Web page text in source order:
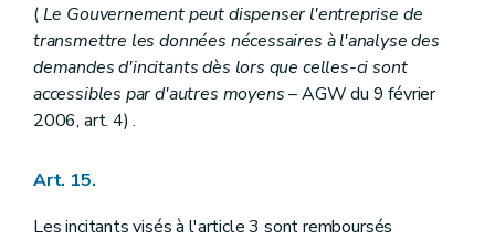
(Le Gouvernement peut dispenser l'entreprise de
transmettre les données nécessaires à l'analyse des
demandes d'incitants dès lors que celles-ci sont
accessibles par d'autres moyens– AGW du 9 février
2006, art. 4) .
Art. 15.
Les incitants visés à l'article 3 sont remboursés